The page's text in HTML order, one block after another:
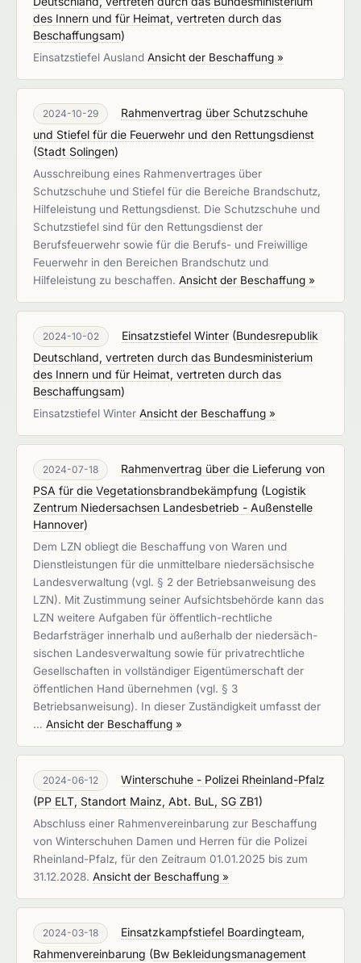
des Innern und für Heimat, vertreten durch das
Beschaffungsam)
Einsatzstiefel Ausland Ansicht der Beschaffung »
2024-10-29
Rahmenvertrag über Schutzschuhe
und Stiefel für die Feuerwehr und den Rettungsdienst
(Stadt Solingen)
Ausschreibung eines Rahmenvertrages über
Schutzschuhe und Stiefel für die Bereiche Brandschutz,
Hilfeleistung und Rettungsdienst. Die Schutzschuhe und
Schutzstiefel sind für den Rettungsdienst der
Berufsfeuerwehr sowie für die Berufs- und Freiwillige
Feuerwehr in den Bereichen Brandschutz und
Hilfeleistung zu beschaffen. Ansicht der Beschaffung »
2024-10-02 Einsatzstiefel Winter (Bundesrepublik
Deutschland, vertreten durch das Bundesministerium
des Innern und für Heimat, vertreten durch das
Beschaffungsam)
Einsatzstiefel Winter Ansicht der Beschaffung »
2024-07-18
Rahmenvertrag über die Lieferung von
PSA für die Vegetationsbrandbekämpfung (Logistik
Zentrum Niedersachsen Landesbetrieb - Außenstelle
Hannover)
Dem LZN obliegt die Beschaffung von Waren und
Dienstleistungen für die unmittelbare niedersächsische
Landesverwaltung (vgl. § 2 der Betriebsanweisung des
LZN). Mit Zustimmung seiner Aufsichtsbehörde kann das
LZN weitere Aufgaben für öffentlich-rechtliche
Bedarfsträger innerhalb und außerhalb der niedersäch-
sischen Landesverwaltung sowie für privatrechtliche
Gesellschaften in vollständiger Eigentümerschaft der
öffentlichen Hand übernehmen (vgl. § 3
Betriebsanweisung). In dieser Zuständigkeit umfasst der
… Ansicht der Beschaffung »
2024-06-12
Winterschuhe - Polizei Rheinland-Pfalz
(PP ELT, Standort Mainz, Abt. BuL, SG ZB1)
Abschluss einer Rahmenvereinbarung zur Beschaffung
von Winterschuhen Damen und Herren für die Polizei
Rheinland-Pfalz, für den Zeitraum 01.01.2025 bis zum
31.12.2028. Ansicht der Beschaffung »
2024-03-18
Einsatzkampfstiefel Boardingteam,
Rahmenvereinbarung (Bw Bekleidungsmanagement